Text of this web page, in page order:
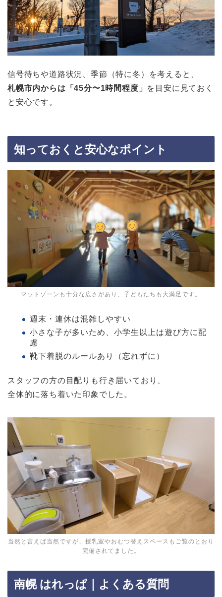
信号待ちや道路状況、季節（特に冬）を考えると、
札幌市内からは「45分〜1時間程度」 を目安に見ておく
と安心です。
知っておくと安心なポイント
マットゾーンも十分な広さがあり、子どもたちも大満足です。
週末・連休は混雑しやすい
小さな子が多いため、小学生以上は遊び方に配
慮
靴下着脱のルールあり（忘れずに）
スタッフの方の目配りも行き届いており、
全体的に落ち着いた印象でした。
当然と言えば当然ですが、授乳室やおむつ替えスペースもご覧のとおり
完備されてました。
南幌 はれっぱ｜よくある質問